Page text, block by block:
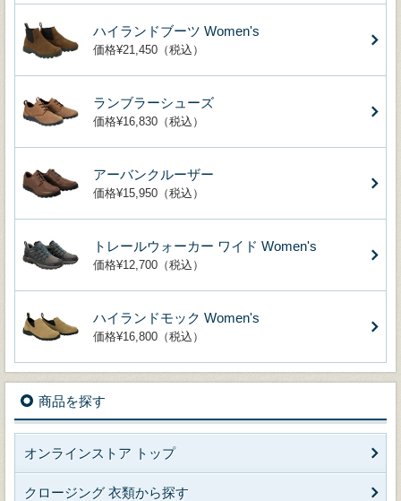
ハイランドブーツ Women's
価格¥21,450（税込）
ランブラーシューズ
価格¥16,830（税込）
アーバンクルーザー
価格¥15,950（税込）
トレールウォーカー ワイド Women's
価格¥12,700（税込）
ハイランドモック Women's
価格¥16,800（税込）
商品を探す
オンラインストア トップ
クロージング 衣類から探す